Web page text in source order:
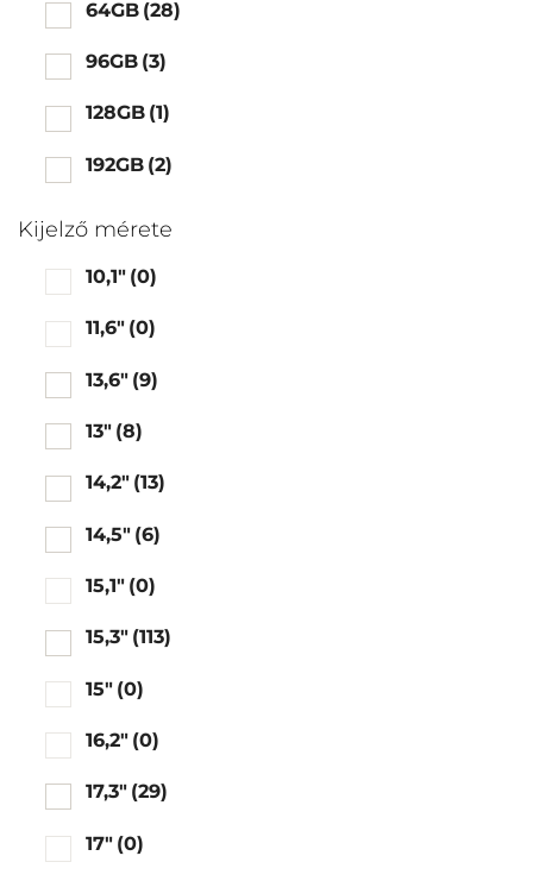
64GB (28)
96GB (3)
128GB (1)
192GB (2)
Kijelző mérete
10,1" (0)
11,6" (0)
13,6" (9)
13" (8)
14,2" (13)
14,5" (6)
15,1" (0)
15,3" (113)
15" (0)
16,2" (0)
17,3" (29)
17" (0)